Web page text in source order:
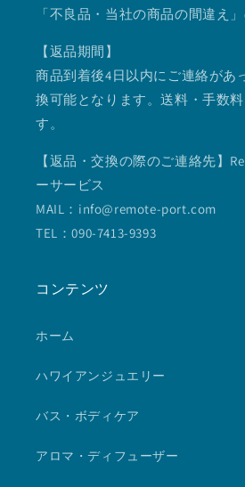
「不良品・当社の商品の間違え
【返品期間】
商品到着後4日以内にご連絡があ
換可能となります。送料・手数
す。
【返品・交換の際のご連絡先】
ーサービス
MAIL：info@remote-port.com
TEL：090-7413-9393
コンテンツ
ホーム
ハワイアンジュエリー
バス・ボディケア
アロマ・ディフューザー